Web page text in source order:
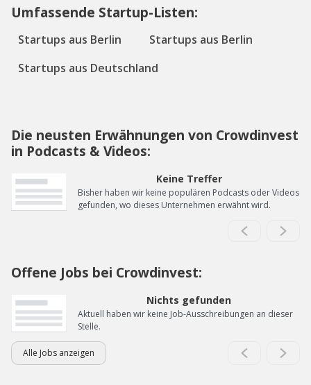
Umfassende Startup-Listen:
Startups aus Berlin
Startups aus Berlin
Startups aus Deutschland
Die neusten Erwähnungen von Crowdinvest
in Podcasts & Videos:
Keine Treffer
Bisher haben wir keine populären Podcasts oder Videos
gefunden, wo dieses Unternehmen erwähnt wird.
Offene Jobs bei Crowdinvest:
Nichts gefunden
Aktuell haben wir keine Job-Ausschreibungen an dieser
Stelle.
Alle Jobs anzeigen